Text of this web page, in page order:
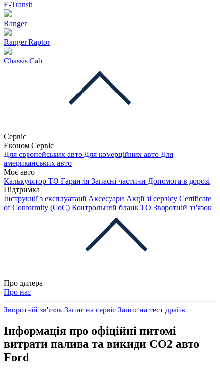
E-Transit
Ranger
Ranger Raptor
Chassis Cab
Сервіс
Економ Сервіс
Для європейських авто Для комерційних авто Для
американських авто
Моє авто
Калькулятор ТО Гарантія Запасні частини Допомога в дорозі
Підтримка
Інструкції з експлуатації Аксесуари Акції зі сервісу Certificate
of Conformity (CoC) Контрольний бланк ТО Зворотній зв'язок
Про дилера
Про нас
Зворотній зв'язок Запис на сервіс Запис на тест-драйв
Інформація про офіційні питомі
витрати палива та викиди СО2 авто
Ford